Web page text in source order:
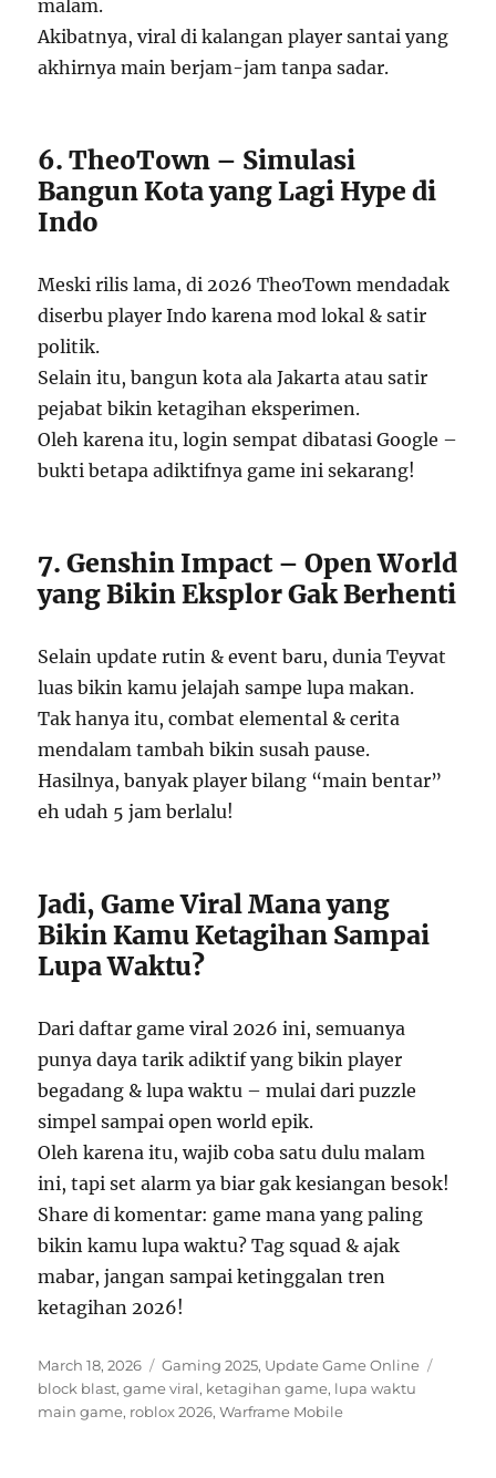
malam.
Akibatnya, viral di kalangan player santai yang
akhirnya main berjam-jam tanpa sadar.
6. TheoTown – Simulasi
Bangun Kota yang Lagi Hype di
Indo
Meski rilis lama, di 2026 TheoTown mendadak
diserbu player Indo karena mod lokal & satir
politik.
Selain itu, bangun kota ala Jakarta atau satir
pejabat bikin ketagihan eksperimen.
Oleh karena itu, login sempat dibatasi Google –
bukti betapa adiktifnya game ini sekarang!
7. Genshin Impact – Open World
yang Bikin Eksplor Gak Berhenti
Selain update rutin & event baru, dunia Teyvat
luas bikin kamu jelajah sampe lupa makan.
Tak hanya itu, combat elemental & cerita
mendalam tambah bikin susah pause.
Hasilnya, banyak player bilang “main bentar”
eh udah 5 jam berlalu!
Jadi, Game Viral Mana yang
Bikin Kamu Ketagihan Sampai
Lupa Waktu?
Dari daftar game viral 2026 ini, semuanya
punya daya tarik adiktif yang bikin player
begadang & lupa waktu – mulai dari puzzle
simpel sampai open world epik.
Oleh karena itu, wajib coba satu dulu malam
ini, tapi set alarm ya biar gak kesiangan besok!
Share di komentar: game mana yang paling
bikin kamu lupa waktu? Tag squad & ajak
mabar, jangan sampai ketinggalan tren
ketagihan 2026!
Posted
on
March 18, 2026 Categories
Gaming 2025, Update Game Online
block blast,game viral, ketagihan game, lupa waktu
main game, roblox 2026,Warframe Mobile